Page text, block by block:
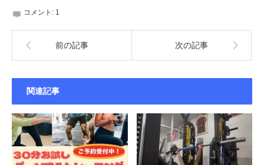
コメント: 1
前の記事 次の記事
関連記事